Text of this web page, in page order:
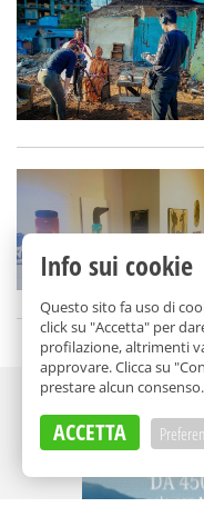
Info sui cookie
Questo sito fa uso di
click su "Accetta" per
profilazione, altrimenti
approvare. Clicca su
prestare alcun consenso.
ACCETTA